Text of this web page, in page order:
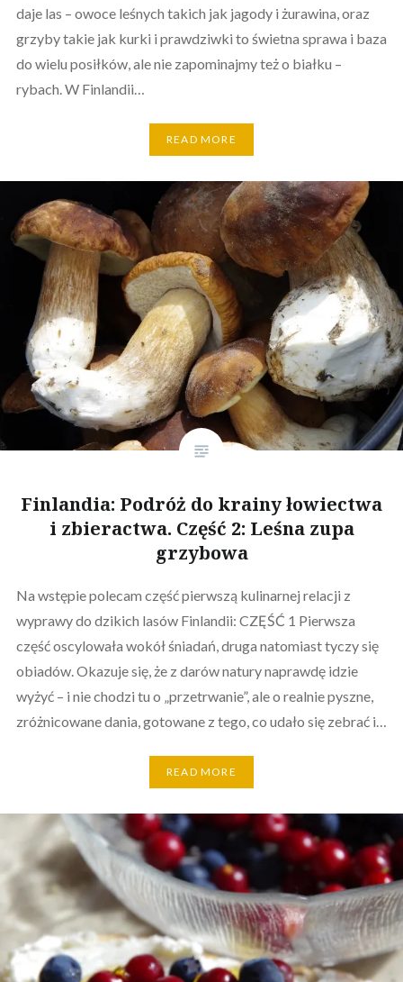
daje las – owoce leśnych takich jak jagody i żurawina, oraz
grzyby takie jak kurki i prawdziwki to świetna sprawa i baza
do wielu posiłków, ale nie zapominajmy też o białku –
rybach. W Finlandii…
READ MORE
Finlandia: Podróż do krainy łowiectwa
i zbieractwa. Część 2: Leśna zupa
grzybowa
Na wstępie polecam część pierwszą kulinarnej relacji z
wyprawy do dzikich lasów Finlandii: CZĘŚĆ 1 Pierwsza
część oscylowała wokół śniadań, druga natomiast tyczy się
obiadów. Okazuje się, że z darów natury naprawdę idzie
wyżyć – i nie chodzi tu o „przetrwanie”, ale o realnie pyszne,
zróżnicowane dania, gotowane z tego, co udało się zebrać i…
READ MORE